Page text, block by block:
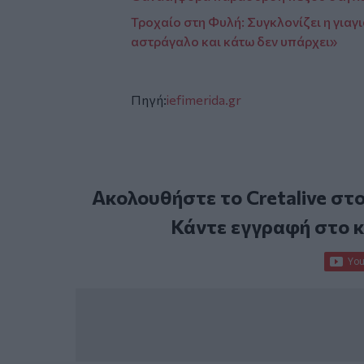
Τροχαίο στη Φυλή: Συγκλονίζει η
αστράγαλο και κάτω δεν υπάρχει»
Πηγή:iefimerida.gr
Ακολουθήστε το Cretalive
Κάντε εγγραφή στο